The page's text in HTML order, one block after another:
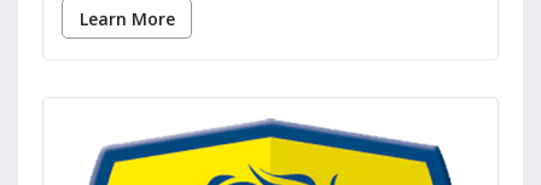
Learn More